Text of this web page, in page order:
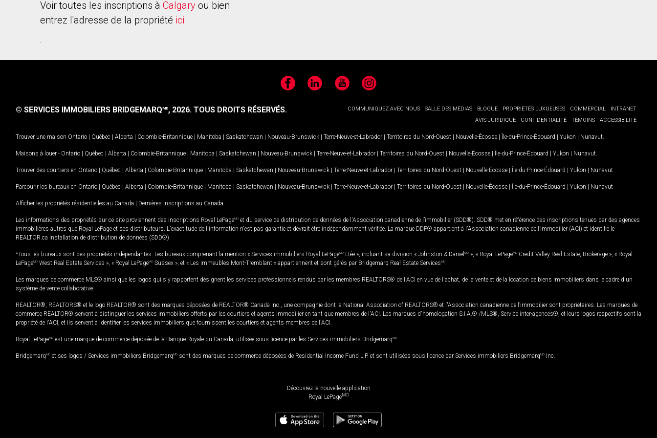
Voir toutes les inscriptions à Calgary ou bien
entrez l'adresse de la propriété ici
.
FacebookLinkedIn YouTubeInstagram
COMMUNIQUEZ AVEC NOUS SALLE DES MÉDIAS BLOGUE PROPRIÉTÉS LUXUEUSES COMMERCIAL
INTRANET
AVIS JURIDIQUE
CONFIDENTIALITÉ TÉMOINS ACCESSIBILITÉ
© SERVICES IMMOBILIERS BRIDGEMARQMD, 2026. TOUS DROITS RÉSERVÉS.
Trouver une maison Ontario | Québec | Alberta | Colombie-Britannique | Manitoba | Saskatchewan | Nouveau-Brunswick | Terre-Neuve-et-Labrador | Territoires du Nord-Ouest | Nouvelle-Écosse | Île-du-Prince-Édouard | Yukon | Nunavut
Maisons à louer - Ontario | Québec | Alberta | Colombie-Britannique | Manitoba | Saskatchewan | Nouveau-Brunswick | Terre-Neuve-et-Labrador | Territoires du Nord-Ouest | Nouvelle-Écosse | Île-du-Prince-Édouard | Yukon | Nunavut
Trouver des courtiers en Ontario | Québec | Alberta | Colombie-Britannique | Manitoba | Saskatchewan | Nouveau-Brunswick | Terre-Neuve-et-Labrador | Territoires du Nord-Ouest | Nouvelle-Écosse | Île-du-Prince-Édouard | Yukon | Nunavut
Parcourir les bureaux en Ontario | Québec | Alberta | Colombie-Britannique | Manitoba | Saskatchewan | Nouveau-Brunswick | Terre-Neuve-et-Labrador | Territoires du Nord-Ouest | Nouvelle-Écosse | Île-du-Prince-Édouard | Yukon | Nunavut
Afficher les propriétés résidentielles au Canada | Dernières inscriptions au Canada
Les informations des propriétés sur ce site proviennent des inscriptions Royal LePageMD et du service de distribution de données de l'Association canadienne de l’immobilier (SDD®). SDD® met en référence des inscriptions tenues par des agences
immobilières autres que Royal LePage et ses distributeurs. L'exactitude de l'information n'est pas garantie et devrait être indépendamment vérifiée. La marque DDF® appartient à l'Association canadienne de l’immobilier (ACI) et identifie le
REALTOR.ca Installation de distribution de données (SDD®).
*Tous les bureaux sont des propriétés indépendantes. Les bureaux comprenant la mention « Services immobiliers Royal LePageMD Ltée », incluant sa division « Johnston & Daniel MD », « Royal LePageMD Credit Valley Real Estate, Brokerage », « Royal
LePageMD West Real Estate Services », « Royal LePageMD Sussex », et « Les immeubles Mont-Tremblant » appartiennent et sont gérés par Bridgemarq Real Estate ServicesMD
Les marques de commerce MLS® ainsi que les logos qui s'y rapportent désignent les services professionnels rendus par les membres REALTORS® de l'ACI en vue de l'achat, de la vente et de la location de biens immobiliers dans le cadre d'un
système de vente collaborative.
REALTOR®, REALTORS® et le logo REALTOR® sont des marques déposées de REALTOR® Canada Inc., une compagnie dont la National Association of REALTORS® et l'Association canadienne de l’immobilier sont propriétaires. Les marques de
commerce REALTOR® servent à distinguer les services immobiliers offerts par les courtiers et agents immobilier en tant que membres de l'ACI. Les marques d'homologation S.I.A.® /MLS®, Service inter-agences®, et leurs logos respectifs sont la
propriété de l'ACI, et ils servent à identifier les services immobiliers que fournissent les courtiers et agents membres de l'ACI.
Royal LePageMD est une marque de commerce déposée de la Banque Royale du Canada, utilisée sous licence par les Services immobiliers BridgemarqMD
BridgemarqMD et ses logos / Services immobiliers BridgemarqMD sont des marques de commerce déposées de Residential Income Fund L.P. et sont utilisées sous licence par Services immobiliers BridgemarqMD Inc.
Découvrez la nouvelle application
Royal LePageMD